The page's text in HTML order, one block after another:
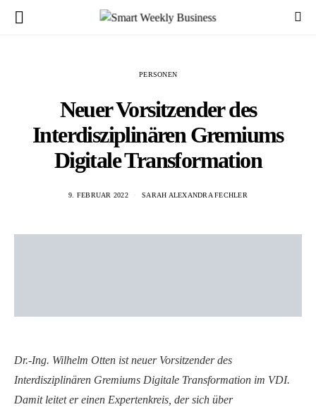
PERSONEN
Neuer Vorsitzender des
Interdisziplinären Gremiums
Digitale Transformation
9. FEBRUAR 2022 SARAH ALEXANDRA FECHLER
Dr.-Ing. Wilhelm Otten ist neuer Vorsitzender des
Interdisziplinären Gremiums Digitale Transformation im VDI.
Damit leitet er einen Expertenkreis, der sich über